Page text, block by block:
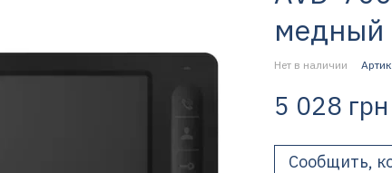
медный
Нет в наличии
5 028 грн
Сообщить,